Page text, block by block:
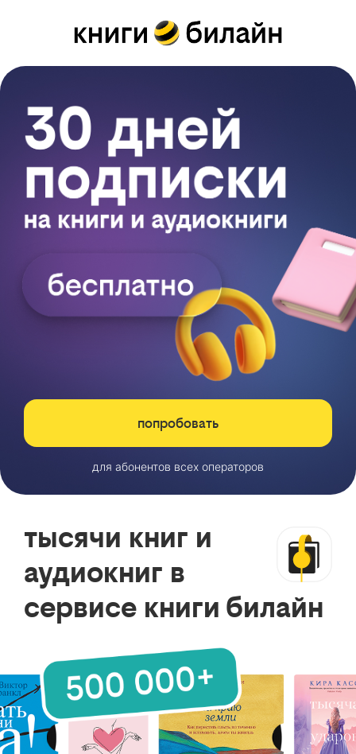
попробовать
для абонентов всех операторов
тысячи книг и
аудиокниг в
сервисе книги билайн